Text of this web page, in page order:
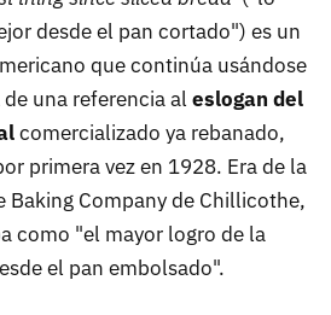
desde el pan cortado") es un
que continúa usándose
una referencia al eslogan del
comercializado ya rebanado,
primera vez en 1928. Era de la
Company de Chillicothe,
como "el mayor logro de la
el pan embolsado".